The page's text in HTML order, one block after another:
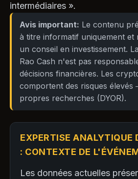
intermédiaires ».
Avis important: Le contenu
à titre informatif uniquement et
un conseil en investissement.
Rao Cash n'est pas
décisions financières. Les
comportent des risques
propres recherches (DYOR).
EXPERTISE ANALYTIQUE
: CONTEXTE DE
Les données actuelles